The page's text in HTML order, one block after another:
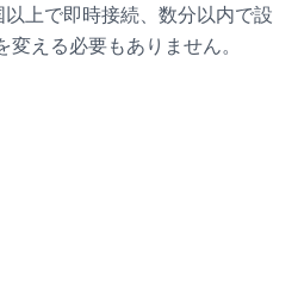
上で即時接続、数分以内で設
える必要もありません。